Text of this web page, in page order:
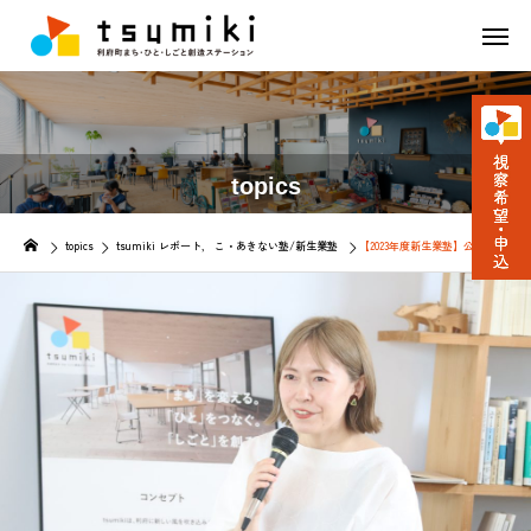
topics
topics tsumiki レポート こ・あきない塾/新生業塾 【2023年度新生業塾】公開講座＆